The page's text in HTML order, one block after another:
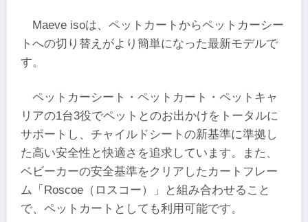
Maeve isoは、ペットカートからペットカーシー
トへの切り替えがより簡単になった最新モデルで
す。
ペットカーシート・ペットカート・ペットキャ
リアの1台3役でペットとのお出かけをトータルに
サポートし、チャイルドシートの新基準に準拠し
た高い安全性と快適さを追求しています。また、
ベビーカーの安全基準をクリアしたカートフレー
ム「Roscoe（ロスコー）」と組み合わせること
で、ペットカートとしても利用可能です。